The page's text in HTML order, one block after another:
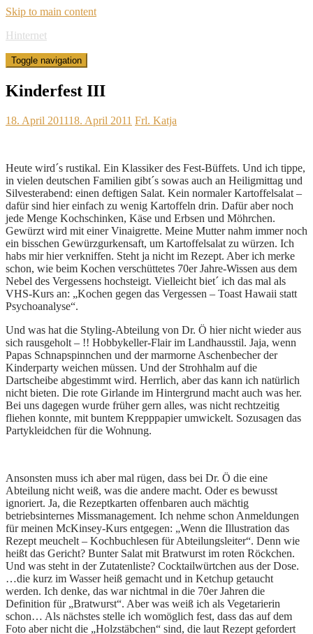
Skip to main content
Hinternet
Toggle navigation
Kinderfest III
18. April 201118. April 2011 Frl. Katja
Heute wird´s rustikal. Ein Klassiker des Fest-Büffets. Und ich tippe,
in vielen deutschen Familien gibt´s sowas auch an Heiligmittag und
Silvesterabend: einen deftigen Salat. Kein normaler Kartoffelsalat –
dafür sind hier einfach zu wenig Kartoffeln drin. Dafür aber noch
jede Menge Kochschinken, Käse und Erbsen und Möhrchen.
Gewürzt wird mit einer Vinaigrette. Meine Mutter nahm immer noch
ein bisschen Gewürzgurkensaft, um Kartoffelsalat zu würzen. Ich
habs mir hier verkniffen. Steht ja nicht im Rezept. Aber ich merke
schon, wie beim Kochen verschüttetes 70er Jahre-Wissen aus dem
Nebel des Vergessens hochsteigt. Vielleicht biet´ ich das mal als
VHS-Kurs an: „Kochen gegen das Vergessen – Toast Hawaii statt
Psychoanalyse“.
Und was hat die Styling-Abteilung von Dr. Ö hier nicht wieder aus
sich rausgeholt – !! Hobbykeller-Flair im Landhausstil. Jaja, wenn
Papas Schnapspinnchen und der marmorne Aschenbecher der
Kinderparty weichen müssen. Und der Strohhalm auf die
Dartscheibe abgestimmt wird. Herrlich, aber das kann ich natürlich
nicht bieten. Die rote Girlande im Hintergrund macht auch was her.
Bei uns dagegen wurde früher gern alles, was nicht rechtzeitig
fliehen konnte, mit buntem Krepppapier umwickelt. Sozusagen das
Partykleidchen für die Wohnung.
Ansonsten muss ich aber mal rügen, dass bei Dr. Ö die eine
Abteilung nicht weiß, was die andere macht. Oder es bewusst
ignoriert. Ja, die Rezeptkarten offenbaren auch mächtig
betriebsinternes Missmanagement. Ich nehme schon Anmeldungen
für meinen McKinsey-Kurs entgegen: „Wenn die Illustration das
Rezept meuchelt – Kochbuchlesen für Abteilungsleiter“. Denn wie
heißt das Gericht? Bunter Salat mit Bratwurst im roten Röckchen.
Und was steht in der Zutatenliste? Cocktailwürtchen aus der Dose.
…die kurz im Wasser heiß gemacht und in Ketchup getaucht
werden. Ich denke, das war nichtmal in die 70er Jahren die
Definition für „Bratwurst“. Aber was weiß ich als Vegetarierin
schon… Als nächstes stelle ich womöglich fest, dass das auf dem
Foto aber nicht die „Holzstäbchen“ sind, die laut Rezept gefordert